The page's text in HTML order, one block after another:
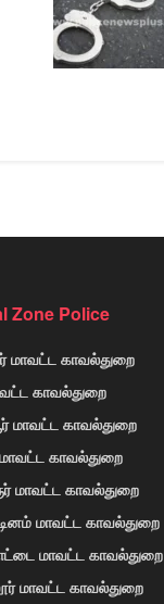
Zone Police
மாவட்ட காவல்துறை
காவல்துறை
மாவட்ட காவல்துறை
மாவட்ட காவல்துறை
மாவட்ட காவல்துறை
மாவட்ட காவல்துறை
மாவட்ட காவல்துறை
மாவட்ட காவல்துறை